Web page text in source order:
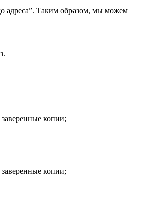
адреса”. Таким образом, мы можем
копии;
копии;